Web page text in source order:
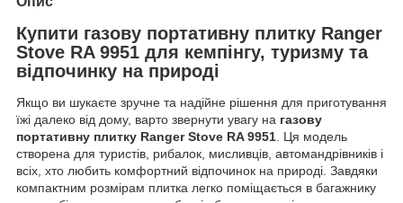
Купити газову портативну плитку Ranger
Stove RA 9951 для кемпінгу, туризму та
відпочинку на природі
Якщо ви шукаєте зручне та надійне рішення для приготування
їжі далеко від дому, варто звернути увагу на газову
портативну плитку Ranger Stove RA 9951. Ця модель
створена для туристів, рибалок, мисливців, автомандрівників і
всіх, хто любить комфортний відпочинок на природі. Завдяки
компактним розмірам плитка легко поміщається в багажнику